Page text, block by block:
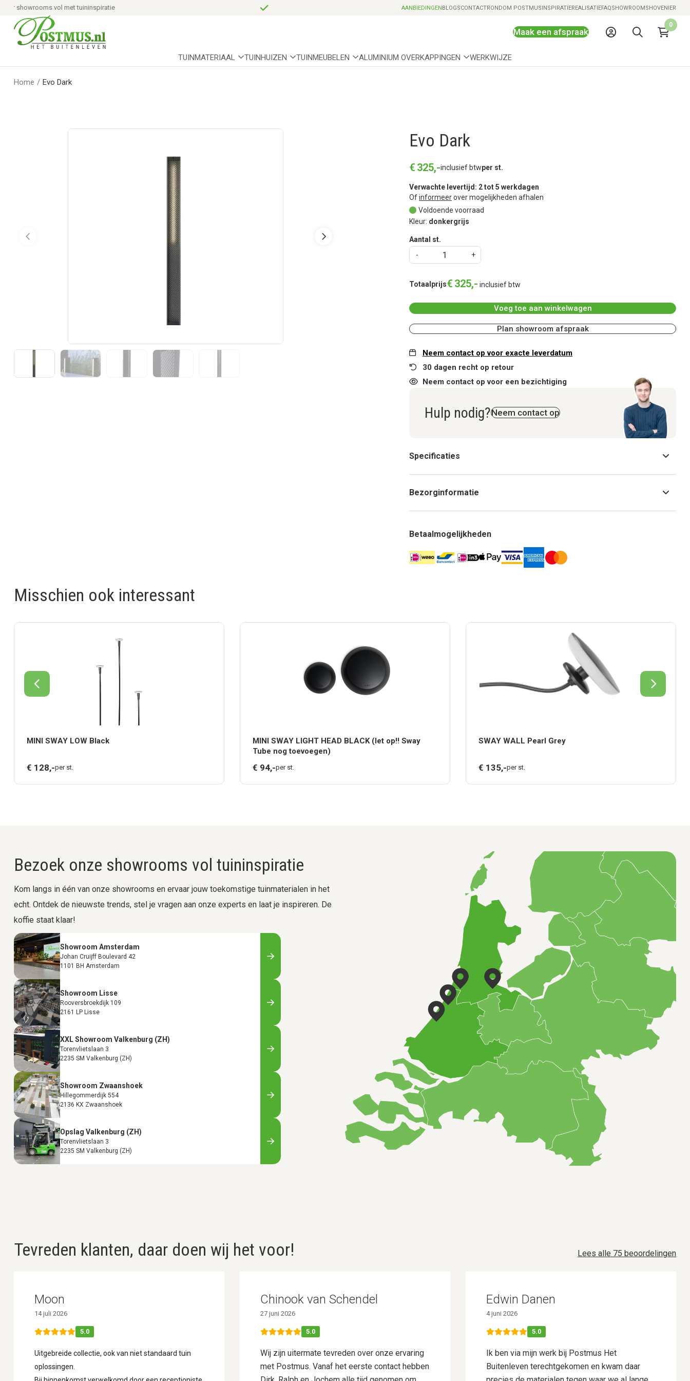
Advies, 3D tuinontwerp en aanleg Snelle levering mogelijk
AANBIEDINGENBLOGSCONTACTRONDOM POSTMUSINSPIRATIEREALISATIEFAQSHOWROOMSHOVENIER
Maak een afspraak
0
TUINMATERIAAL TUINHUIZEN TUINMEUBELEN ALUMINIUM OVERKAPPINGEN WERKWIJZE
Home / Evo Dark
Evo Dark
€ 325,-inclusief btwper st.
Verwachte levertijd: 2 tot 5 werkdagen
Ofinformeerover mogelijkheden afhalen
Voldoende voorraad
Kleur: donkergrijs
Aantal st.
Totaalprijs€ 325,- inclusief btw
Voeg toe aan winkelwagen
Plan showroom afspraak
Neem contact op voor exacte leverdatum
30 dagen recht op retour
Neem contact op voor een bezichtiging
Hulp nodig?Neem contact op
Specificaties
Bezorginformatie
Betaalmogelijkheden
Misschien ook interessant
MINI SWAY LOW Black
€ 128,-per st.
MINI SWAY LIGHT HEAD BLACK (let op!! Sway
Tube nog toevoegen)
€ 94,-per st.
SWAY WALL Pearl Grey
€ 135,-per st.
Bezoek onze showrooms vol tuininspiratie
Kom langs in één van onze showrooms en ervaar jouw toekomstige tuinmaterialen in het
echt. Ontdek de nieuwste trends, stel je vragen aan onze experts en laat je inspireren. De
koffie staat klaar!
Showroom Amsterdam
Johan Cruijff Boulevard 42
1101 BH Amsterdam
Showroom Lisse
Rooversbroekdijk 109
2161 LP Lisse
XXL Showroom Valkenburg (ZH)
Torenvlietslaan 3
2235 SM Valkenburg (ZH)
Showroom Zwaanshoek
Hillegommerdijk 554
2136 KX Zwaanshoek
Opslag Valkenburg (ZH)
Torenvlietslaan 3
2235 SM Valkenburg (ZH)
Tevreden klanten, daar doen wij het voor! Lees alle 75 beoordelingen
Moon
14 juli 2026
5.0
Uitgebreide collectie, ook van niet standaard tuin
oplossingen.
Chinook van Schendel
27 juni 2026
5.0
Wij zijn uitermate tevreden over onze ervaring
met Postmus. Vanaf het eerste contact hebben
Edwin Danen
4 juni 2026
5.0
Ik ben via mijn werk bij Postmus Het
Buitenleven terechtgekomen en kwam daar